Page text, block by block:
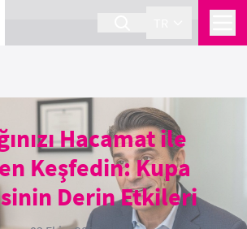
Hacamat ile
Keşfedin: Kupa
Derin Etkileri